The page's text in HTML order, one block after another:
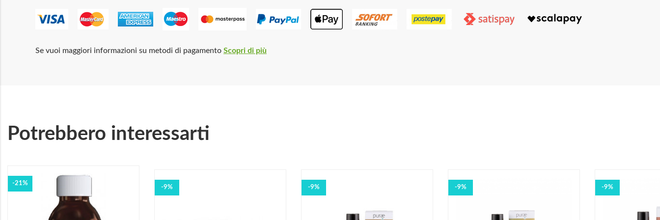
Se vuoi maggiori informazioni su metodi di pagamento Scopri di più
Potrebbero interessarti
-21%
-9% -9% -9% -9%